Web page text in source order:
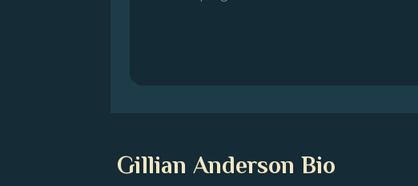
Gillian Anderson Bio